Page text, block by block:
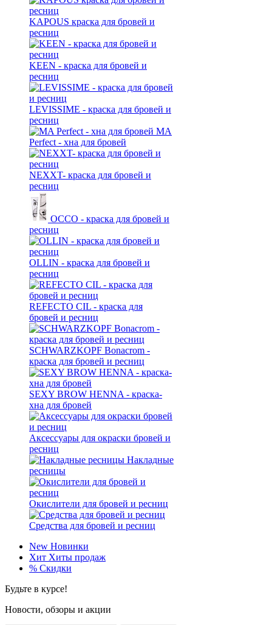
KAPOUS краска для бровей и
ресниц
KEEN - краска для бровей и
ресниц
LEVISSIME - краска для бровей и
ресниц
MA
Perfect - хна для бровей
NEXXT- краска для бровей и
ресниц
OCCO - краска для бровей и
ресниц
OLLIN - краска для бровей и
ресниц
REFECTO CIL - краска для
бровей и ресниц
SCHWARZKOPF Bonacrom -
краска для бровей и ресниц
SEXY BROW HENNA - краска-
хна для бровей
Аксессуары для окраски бровей и
ресниц
Накладные
ресницы
Окислители для бровей и ресниц
Средства для бровей и ресниц
New Новинки
Хит Хиты продаж
% Скидки
Будьте в курсе!
Новости, обзоры и акции